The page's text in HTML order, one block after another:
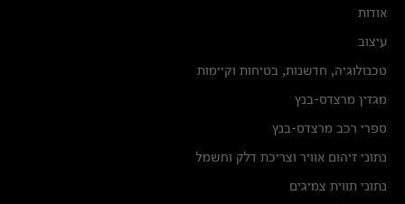
אודות
עיצוב
טכנולוגיה, חדשנות, בטיחות וקיימות
מגזין מרצדס-בנץ
ספרי רכב מרצדס-בנץ
נתוני זיהום אוויר וצריכת דלק וחשמל
נתוני תווית צמיגים